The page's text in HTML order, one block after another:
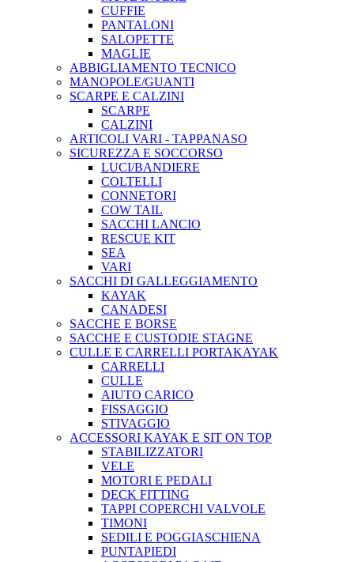
CUFFIE
PANTALONI
SALOPETTE
MAGLIE
ABBIGLIAMENTO TECNICO
MANOPOLE/GUANTI
SCARPE E CALZINI
SCARPE
CALZINI
ARTICOLI VARI - TAPPANASO
SICUREZZA E SOCCORSO
LUCI/BANDIERE
COLTELLI
CONNETORI
COW TAIL
SACCHI LANCIO
RESCUE KIT
SEA
VARI
SACCHI DI GALLEGGIAMENTO
KAYAK
CANADESI
SACCHE E BORSE
SACCHE E CUSTODIE STAGNE
CULLE E CARRELLI PORTAKAYAK
CARRELLI
CULLE
AIUTO CARICO
FISSAGGIO
STIVAGGIO
ACCESSORI KAYAK E SIT ON TOP
STABILIZZATORI
VELE
MOTORI E PEDALI
DECK FITTING
TAPPI COPERCHI VALVOLE
TIMONI
SEDILI E POGGIASCHIENA
PUNTAPIEDI